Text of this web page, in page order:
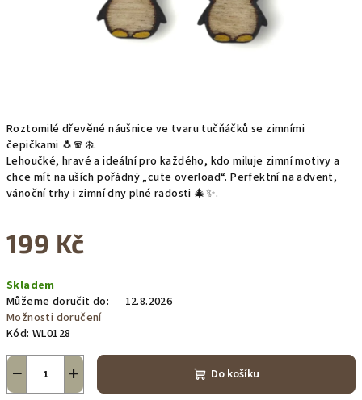
Roztomilé dřevěné náušnice ve tvaru tučňáčků se zimními
čepičkami 🐧🧣❄️.
Lehoučké, hravé a ideální pro každého, kdo miluje zimní motivy a
chce mít na uších pořádný „cute overload“. Perfektní na advent,
vánoční trhy i zimní dny plné radosti 🎄✨.
199 Kč
cena:
Skladem
Můžeme doručit do:
12.8.2026
Možnosti doručení
Kód: WL0128
+
− Do košíku